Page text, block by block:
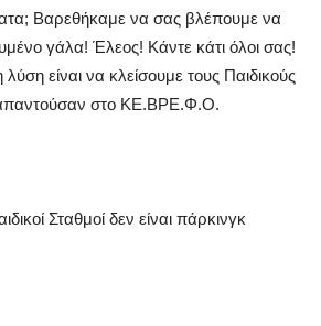
Βαρεθήκαμε να σας βλέπουμε να
γάλα! Έλεος! Κάντε κάτι όλοι σας!
λύση είναι να κλείσουμε τους Παιδικούς
στο ΚΕ.ΒΡΕ.Φ.Ο.
Σταθμοί δεν είναι πάρκινγκ